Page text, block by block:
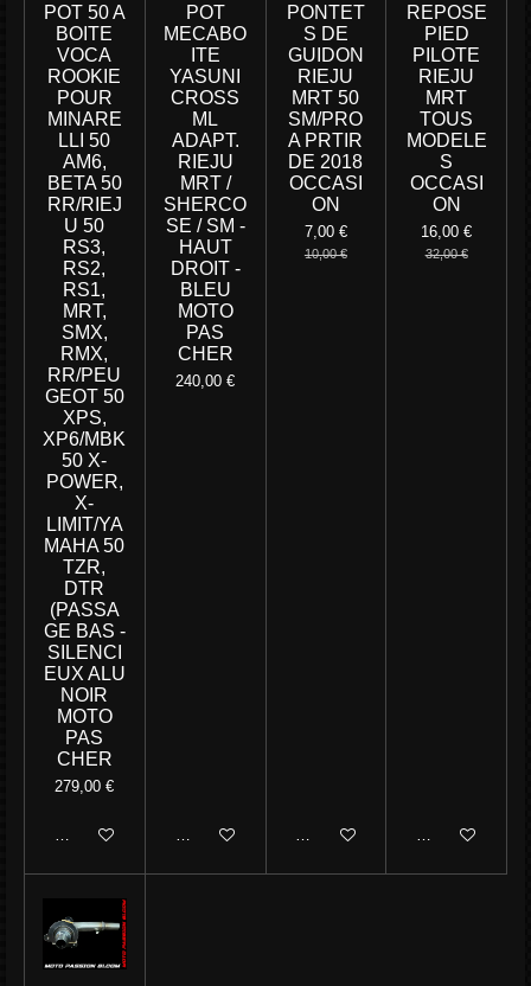
POT 50 A
BOITE
VOCA
ROOKIE
POUR
MINARE
LLI 50
AM6,
BETA 50
RR/RIEJ
U 50
RS3,
RS2,
RS1,
MRT,
SMX,
RMX,
RR/PEU
GEOT 50
XPS,
XP6/MBK
50 X-
POWER,
X-
LIMIT/YA
MAHA 50
TZR,
DTR
(PASSA
GE BAS -
SILENCI
EUX ALU
NOIR
MOTO
PAS
CHER
279,00 €
M'avertir si disponible
POT
MECABO
ITE
YASUNI
CROSS
ML
ADAPT.
RIEJU
MRT /
SHERCO
SE / SM -
HAUT
DROIT -
BLEU
MOTO
PAS
CHER
240,00 €
Ajouter au panier
PONTET
S DE
GUIDON
RIEJU
MRT 50
SM/PRO
A PRTIR
DE 2018
OCCASI
ON
7,00 €
10,00 €
Ajouter au panier
REPOSE
PIED
PILOTE
RIEJU
MRT
TOUS
MODELE
S
OCCASI
ON
16,00 €
32,00 €
Ajouter au